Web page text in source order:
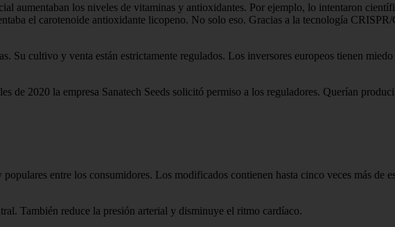
aumentaban los niveles de vitaminas y antioxidantes. Por ejemplo, lo intentaron
el carotenoide antioxidante licopeno. No solo eso. Gracias a la tecnología
Su cultivo y venta están estrictamente regulados. Los inversores europeos tienen
de 2020 la empresa Sanatech Seeds solicitó permiso a los reguladores. Querían
entre los consumidores. Los modificados contienen hasta cinco veces más de
También reduce la presión arterial y disminuye el ritmo cardíaco.